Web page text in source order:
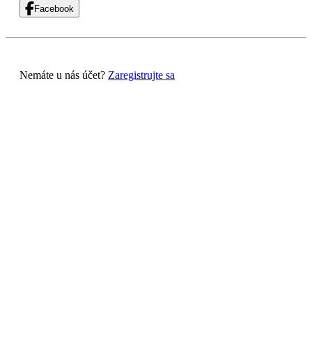
Facebook
Nemáte u nás účet? Zaregistrujte sa